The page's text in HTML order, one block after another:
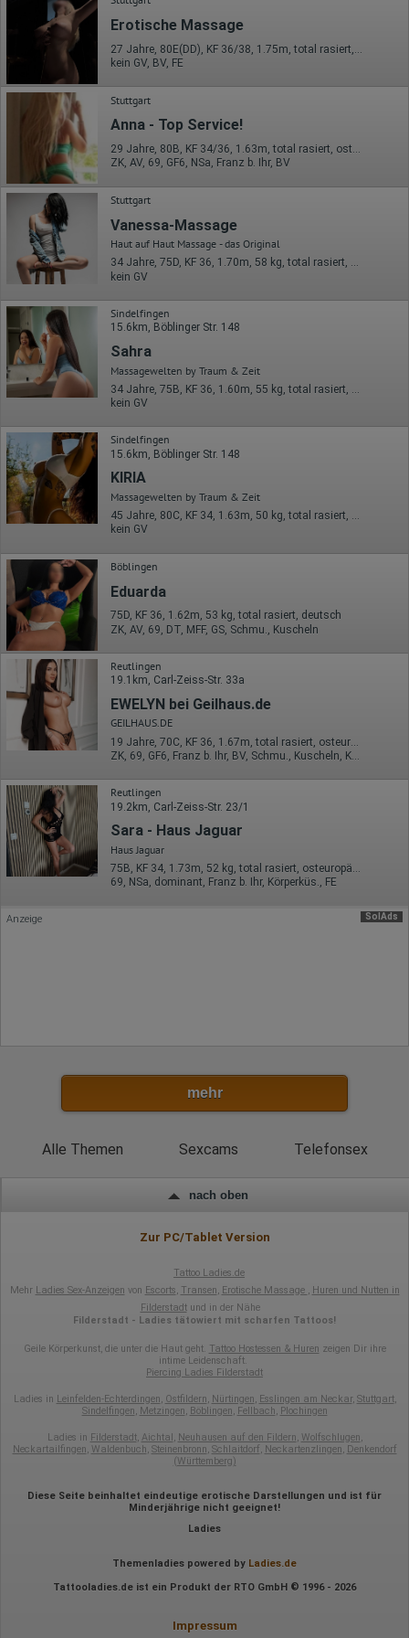
oder in anderen Vertragsstaaten des Abkommens über den
Europäischen Wirtschaftsraum gekürzt, dies bedeutet, dass alle
Daten anonym erhoben werden. Nur in Ausnahmefällen wird die
volle IP-Adresse an einen Server von Google in den USA
übertragen und dort gekürzt. Die von dem Browser des Nutzers
übermittelte IP-Adresse wird nicht mit anderen Daten von Google
zusammengeführt.
Erhobene Informationen zum Besucherverhalten sind folgende:
Herkunft (Land und Stadt)
Sprache
Betriebssystem
Gerät (PC, Tablet-PC oder Smartphone)
Browser und alle verwendeten Add-ons
Auflösung des Computers
Besucherquelle (Facebook, Suchmaschine oder
verweisende Webseite)
Welche Dateien wurden heruntergeladen?
Welche Videos angeschaut?
Wohin ging der Besucher? Klickte er auf weitere Seiten des
Portals oder hat er sie komplett verlassen?
Wie lange blieb der Besucher?
Ort der Verarbeitung:
Europäische Union & USA
Wir nutzen Hotjar als Webanalysedient. Es wird verwendet, um
Daten über das Benutzerverhalten zu sammeln. Hotjar kann
auch im Rahmen von Umfragen und Feedbackfunktionen, die
auf unserer Website eingebunden sind, von Ihnen bereitgestellte
Informationen verarbeiten.
Herausgeber:
Erhobene Daten:
Datum und Uhrzeit des Besuchs
Gerätetyp
Geografischer Standort
IP-Adresse
Mausbewegungen
Besuchte Seiten
Referrer URL
Bildschirmauflösung
Eindeutige Gerätekennung
Sprachinformationen
Gerätebestriebssystem
Browser-Typ
Domain-Name
Eindeutige Benutzerkennung
Antworten auf Umfragen
Ort der Verarbeitung:
Europäische Union
Rechtliche Grundlage der Verarbeitung
Erotische Massage
kein GV, BV, FE
Stuttgart
Anna - Top Service!
29 Jahre, 80B, KF 34/36, 1.63m, total rasiert, osteuropäisch
ZK, AV, 69, GF6, NSa, Franz b. Ihr, BV
Stuttgart
Vanessa-Massage
Haut auf Haut Massage - das Original
34 Jahre, 75D, KF 36, 1.70m, 58 kg, total rasiert, deutsch
kein GV
Sindelfingen
15.6km, Böblinger Str. 148
Sahra
Massagewelten by Traum & Zeit
kein GV
Sindelfingen
15.6km, Böblinger Str. 148
KIRIA
Massagewelten by Traum & Zeit
45 Jahre, 80C, KF 34, 1.63m, 50 kg, total rasiert, südländisch
kein GV
Böblingen
Eduarda
75D, KF 36, 1.62m, 53 kg, total rasiert, deutsch
ZK, AV, 69, DT, MFF, GS, Schmu., Kuscheln
Reutlingen
19.1km, Carl-Zeiss-Str. 33a
EWELYN bei Geilhaus.de
GEILHAUS.DE
ZK, 69, GF6, Franz b. Ihr, BV, Schmu., Kuscheln, Körperküs.
Reutlingen
19.2km, Carl-Zeiss-Str. 23/1
Sara - Haus Jaguar
Haus Jaguar
75B, KF 34, 1.73m, 52 kg, total rasiert, osteuropäisch
69, NSa, dominant, Franz b. Ihr, Körperküs., FE
SolAds
Anzeige
mehr
Alle Themen Sexcams Telefonsex
nach oben
Zur PC/Tablet Version
Tattoo Ladies.de
Mehr Ladies Sex-Anzeigen von Escorts, Transen, Erotische Massage , Huren und Nutten in
Filderstadtund in der Nähe
Filderstadt - Ladies tätowiert mit scharfen Tattoos!
Geile Körperkunst, die unter die Haut geht. Tattoo Hostessen & Huren zeigen Dir ihre
intime Leidenschaft.
Piercing Ladies Filderstadt
Ladies in Leinfelden-Echterdingen, Ostfildern, Nürtingen, Esslingen am Neckar, Stuttgart,
Sindelfingen, Metzingen, Böblingen, Fellbach, Plochingen
Ladies in Filderstadt, Aichtal, Neuhausen auf den Fildern, Wolfschlugen,
Neckartailfingen, Waldenbuch, Steinenbronn, Schlaitdorf, Neckartenzlingen, Denkendorf
(Württemberg)
Diese Seite beinhaltet eindeutige erotische Darstellungen und ist für
Minderjährige nicht geeignet!
Ladies
Themenladies powered by Ladies.de
Tattooladies.de ist ein Produkt der RTO GmbH © 1996 - 2026
Impressum